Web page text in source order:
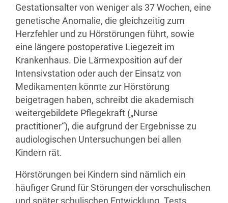
Gestationsalter von weniger als 37 Wochen, eine
genetische Anomalie, die gleichzeitig zum
Herzfehler und zu Hörstörungen führt, sowie
eine längere postoperative Liegezeit im
Krankenhaus. Die Lärmexposition auf der
Intensivstation oder auch der Einsatz von
Medikamenten könnte zur Hörstörung
beigetragen haben, schreibt die akademisch
weitergebildete Pflegekraft („Nurse
practitioner“), die aufgrund der Ergebnisse zu
audiologischen Untersuchungen bei allen
Kindern rät.
Hörstörungen bei Kindern sind nämlich ein
häufiger Grund für Störungen der vorschulischen
und später schulischen Entwicklung. Tests